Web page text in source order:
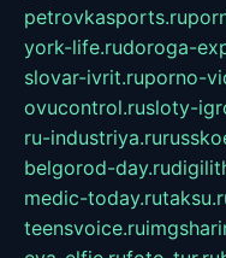
petrovkasports.ru
york-life.rudoroga-
slovar-ivrit.ruporno-
ovucontrol.rusloty-
ru-industriya.ru
belgorod-day.ru
medic-today.ru
teensvoice.ru